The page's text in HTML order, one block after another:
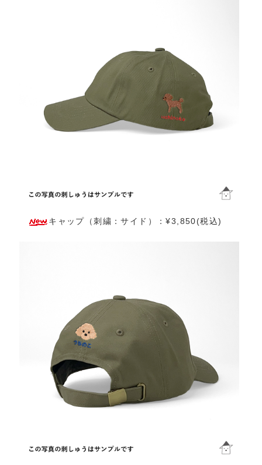
キャップ（刺繍：サイド）：¥3,850(税込)